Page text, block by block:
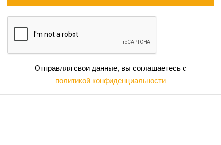
Отправляя свои данные, вы соглашаетесь с
политикой конфиденциальности